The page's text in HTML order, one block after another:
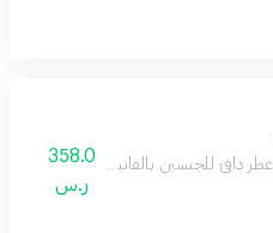
عطر دافئ للجنسين بالفانيليا وخشب الصندل
358.0
ر.س